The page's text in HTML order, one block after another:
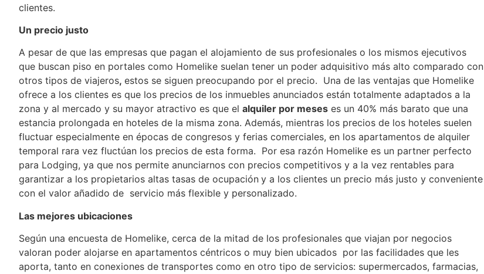
clientes.
Un precio justo
A pesar de que las empresas que pagan el alojamiento de sus profesionales o los mismos ejecutivos
que buscan piso en portales como Homelike suelan tener un poder adquisitivo más alto comparado con
otros tipos de viajeros, estos se siguen preocupando por el precio. Una de las ventajas que Homelike
ofrece a los clientes es que los precios de los inmuebles anunciados están totalmente adaptados a la
zona y al mercado y su mayor atractivo es que el alquiler por meses es un 40% más barato que una
estancia prolongada en hoteles de la misma zona. Además, mientras los precios de los hoteles suelen
fluctuar especialmente en épocas de congresos y ferias comerciales, en los apartamentos de alquiler
temporal rara vez fluctúan los precios de esta forma. Por esa razón Homelike es un partner perfecto
para Lodging, ya que nos permite anunciarnos con precios competitivos y a la vez rentables para
garantizar a los propietarios altas tasas de ocupación y a los clientes un precio más justo y conveniente
con el valor añadido de servicio más flexible y personalizado.
Las mejores ubicaciones
Según una encuesta de Homelike, cerca de la mitad de los profesionales que viajan por negocios
valoran poder alojarse en apartamentos céntricos o muy bien ubicados por las facilidades que les
aporta, tanto en conexiones de transportes como en otro tipo de servicios: supermercados, farmacias,